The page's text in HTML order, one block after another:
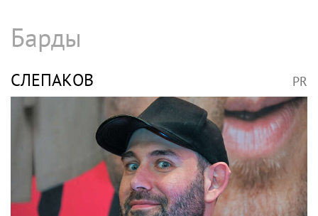
Девушка Тимати Валентина Иванова
снялась с годовалой дочерью в парной
фотосессии
ЭЛДЖЕЙ PR